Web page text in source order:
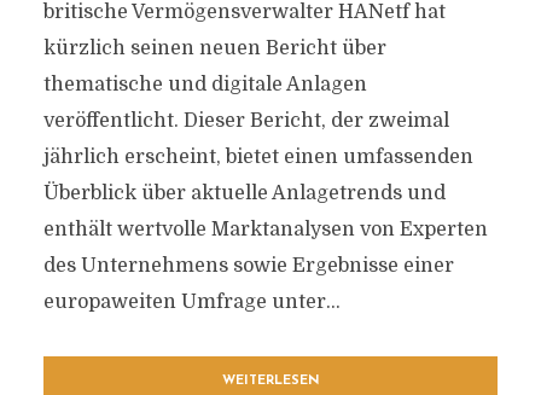
britische Vermögensverwalter HANetf hat
kürzlich seinen neuen Bericht über
thematische und digitale Anlagen
veröffentlicht. Dieser Bericht, der zweimal
jährlich erscheint, bietet einen umfassenden
Überblick über aktuelle Anlagetrends und
enthält wertvolle Marktanalysen von Experten
des Unternehmens sowie Ergebnisse einer
europaweiten Umfrage unter...
WEITERLESEN